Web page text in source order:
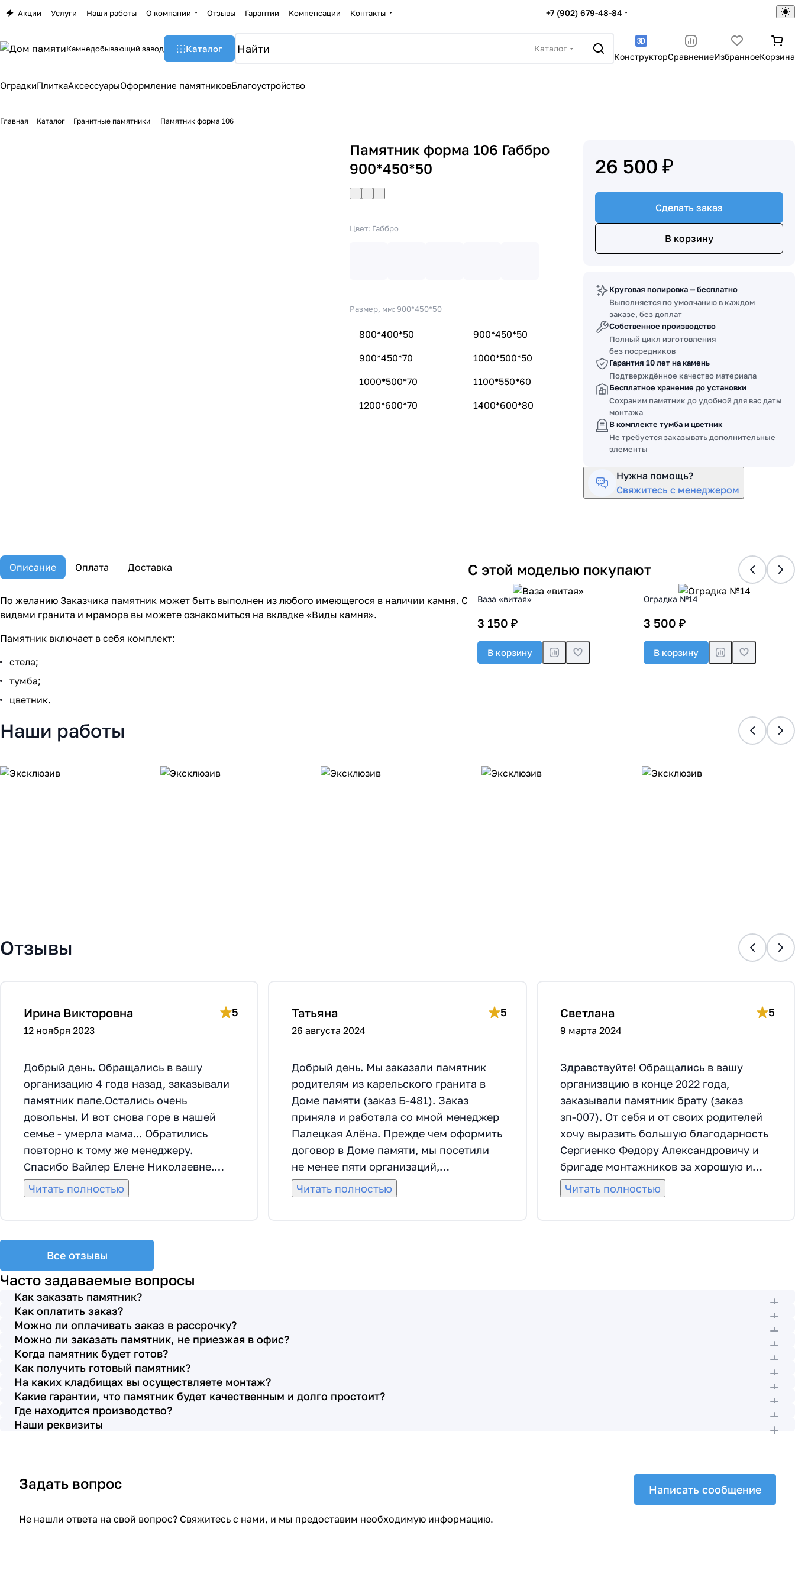
Акции Услуги Наши работы О компании Отзывы Гарантии Компенсации Контакты +7 (902) 679-48-84
Камнедобывающий завод Каталог
Каталог
КонструкторСравнениеИзбранноеКорзина
ОградкиПлиткаАксессуарыОформление памятниковБлагоустройство
Главная Каталог Гранитные памятники Памятник форма 106
Памятник форма 106 Габбро
900*450*50
Цвет: Габбро
Размер, мм:900*450*50
800*400*50
900*450*50
900*450*70
1000*500*50
1000*500*70
1100*550*60
1200*600*70
1400*600*80
26 500 ₽
В корзину
Сделать заказ
Круговая полировка — бесплатно
Выполняется по умолчанию в каждом
заказе, без доплат
Собственное производство
Полный цикл изготовления
без посредников
Гарантия 10 лет на камень
Подтверждённое качество материала
Бесплатное хранение до установки
Сохраним памятник до удобной для вас даты
монтажа
В комплекте тумба и цветник
Не требуется заказывать дополнительные
элементы
Нужна помощь?
Свяжитесь с менеджером
Описание Оплата Доставка
По желанию Заказчика памятник может быть выполнен из любого имеющегося в наличии камня. С
видами гранита и мрамора вы можете ознакомиться на вкладке «Виды камня».
Памятник включает в себя комплект:
стела;
тумба;
цветник.
С этой моделью покупают
Ваза «витая»
3 150 ₽
В корзину
Оградка №14
3 500 ₽
В корзину
Наши работы
Отзывы
Ирина Викторовна 5
12 ноября 2023
Добрый день. Обращались в вашу
организацию 4 года назад, заказывали
памятник папе.Остались очень
довольны. И вот снова горе в нашей
семье - умерла мама... Обратились
повторно к тому же менеджеру.
Спасибо Вайлер Елене Николаевне.
Она грамотно помогла мне с выбором
памятника и материала на его
подходила по общему дизайну. Вышли
на улицу, посмотрели представленные
варианты, я определилась с выбором.
Очень тактичная, относится к
заказчикам с пониманием, помогла мне
с выбором эпитафии. Заключили
Договор Г-0619, все этапы которого
были выполнены вовремя и без
нареканий с нашей стороны, все наши
просьбы учтены. В первое наше
обращение мы также очень довольны
остались монтажниками - бригада
назначить эту же бригаду. Мне пошли
спокойно, но в тоже время, соблюдая
Читать полностью
Татьяна 5
26 августа 2024
Добрый день. Мы заказали памятник
родителям из карельского гранита в
Доме памяти (заказ Б-481). Заказ
приняла и работала со мной менеджер
Палецкая Алёна. Прежде чем оформить
договор в Доме памяти, мы посетили
не менее пяти организаций,
занимающихся изготовлением и
монтажем аналогичных памятников.
так как зачастую бывает, что при
выбрать расположение цветника
Читать полностью
Светлана 5
9 марта 2024
Здравствуйте! Обращались в вашу
организацию в конце 2022 года,
заказывали памятник брату (заказ
зп-007). От себя и от своих родителей
хочу выразить большую благодарность
Сергиенко Федору Александровичу и
бригаде монтажников за хорошую и
качественную работу. Сделали все
красиво, даже раньше срока. Федор
Читать полностью
Все отзывы
Часто задаваемые вопросы
Как заказать памятник?
Как оплатить заказ?
Можно ли оплачивать заказ в рассрочку?
Можно ли заказать памятник, не приезжая в офис?
Когда памятник будет готов?
Как получить готовый памятник?
На каких кладбищах вы осуществляете монтаж?
Какие гарантии, что памятник будет качественным и долго простоит?
Где находится производство?
Наши реквизиты
Задать вопрос
Не нашли ответа на свой вопрос? Свяжитесь с нами, и мы предоставим необходимую информацию.
Написать сообщение